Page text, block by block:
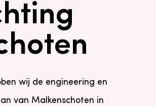
wij de engineering en
van Malkenschoten in